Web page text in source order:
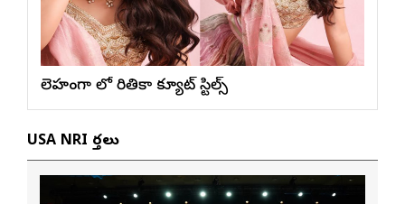
లెహంగా లో రితికా క్యూట్ స్టిల్స్
USA NRI వార్తలు